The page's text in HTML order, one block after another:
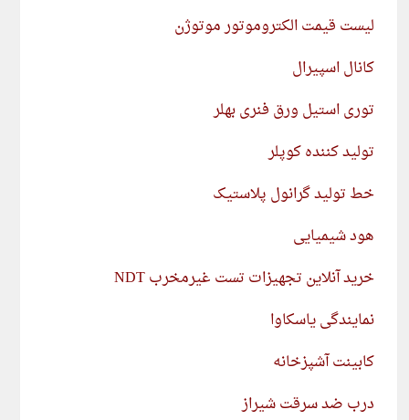
لیست قیمت الکتروموتور موتوژن
کانال اسپیرال
توری استیل ورق فنری بهلر
تولید کننده کوپلر
خط تولید گرانول پلاستیک
هود شیمیایی
خرید آنلاین تجهیزات تست غیرمخرب NDT
نمایندگی یاسکاوا
کابینت آشپزخانه
درب ضد سرقت شیراز